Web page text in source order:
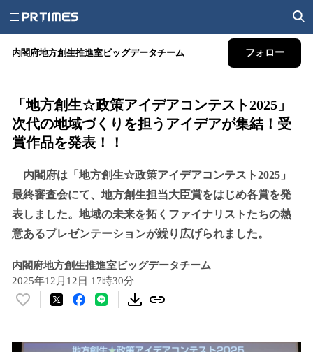
内閣府地方創生推進室ビッグデータチーム フォロー
「地方創生☆政策アイデアコンテスト2025」
次代の地域づくりを担うアイデアが集結！受
賞作品を発表！！
内閣府は「地方創生☆政策アイデアコンテスト2025」
最終審査会にて、地方創生担当大臣賞をはじめ各賞を発
表しました。地域の未来を拓くファイナリストたちの熱
意あるプレゼンテーションが繰り広げられました。
内閣府地方創生推進室ビッグデータチーム
2025年12月12日 17時30分
い